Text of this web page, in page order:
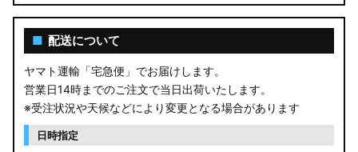
■ 配送について
ヤマト運輸「宅急便」でお届けします。
営業日14時までのご注文で当日出荷いたします。
※受注状況や天候などにより変更となる場合があります
日時指定